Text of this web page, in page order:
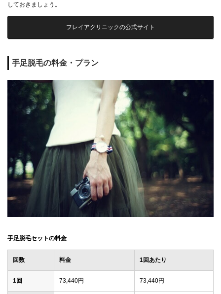
しておきましょう。
フレイアクリニックの公式サイト
手足脱毛の料金・プラン
手足脱毛セットの料金
回数 料金 1回あたり
1回 73,440円 73,440円